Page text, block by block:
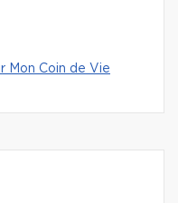
Mon Coin de Vie